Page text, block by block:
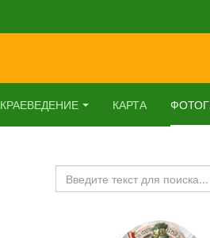
КРАЕВЕДЕНИЕ КАРТА
Искать...